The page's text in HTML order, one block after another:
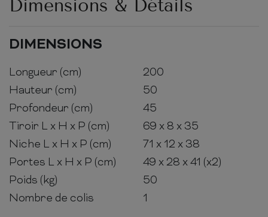
Dimensions & Détails
DIMENSIONS
Longueur (cm)
200
Hauteur (cm)
50
Profondeur (cm)
45
Tiroir L x H x P (cm)
69 x 8 x 35
Niche L x H x P (cm)
71 x 12 x 38
Portes L x H x P (cm)
49 x 28 x 41 (x2)
Poids (kg)
50
Nombre de colis
1